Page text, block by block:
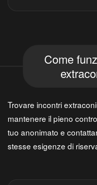
Come
Trovare incontri
mantenere il pieno
tuo anonimato e
stesse esigenze di